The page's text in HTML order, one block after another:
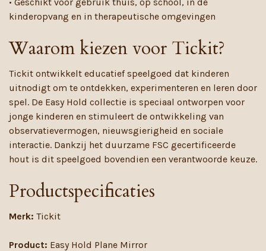
kinderopvang en in therapeutische omgevingen
Waarom kiezen voor Tickit?
Tickit ontwikkelt educatief speelgoed dat kinderen
uitnodigt om te ontdekken, experimenteren en leren door
spel. De Easy Hold collectie is speciaal ontworpen voor
jonge kinderen en stimuleert de ontwikkeling van
observatievermogen, nieuwsgierigheid en sociale
interactie. Dankzij het duurzame FSC gecertificeerde
hout is dit speelgoed bovendien een verantwoorde keuze.
Productspecificaties
Merk: Tickit
Product: Easy Hold Plane Mirror